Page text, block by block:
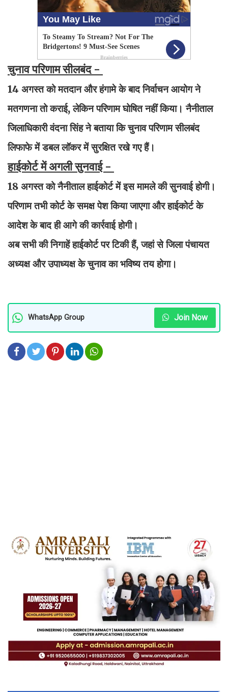
चुनाव परिणाम सीलबंद -
14 अगस्त को मतदान और हंगामे के बाद निर्वाचन आयोग ने
मतगणना तो कराई, लेकिन परिणाम घोषित नहीं किया। नैनीताल
जिलाधिकारी वंदना सिंह ने बताया कि चुनाव परिणाम सीलबंद
लिफाफे में डबल लॉकर में सुरक्षित रखे गए हैं।
हाईकोर्ट में अगली सुनवाई -
18 अगस्त को नैनीताल हाईकोर्ट में इस मामले की सुनवाई होगी।
परिणाम तभी कोर्ट के समक्ष पेश किया जाएगा और हाईकोर्ट के
आदेश के बाद ही आगे की कार्रवाई होगी।
अब सभी की निगाहें हाईकोर्ट पर टिकी हैं, जहां से जिला पंचायत
अध्यक्ष और उपाध्यक्ष के चुनाव का भविष्य तय होगा।
WhatsApp Group Join Now